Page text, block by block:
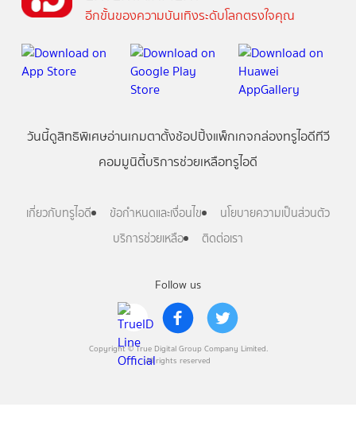
Follow us
Copyright © True Digital Group Company Limited.
All rights reserved
อีกขั้นของความบันเทิงระดับโลกตรงใจคุณ
วันนี้ดูสิทธิพิเศษอ่านเกมตาตั้งช้อปปิ้งแพ็กเกจกล่องทรูไอดีทีวี
คอมมูนิตี้บริการช่วยเหลือทรูไอดี
เกี่ยวกับทรูไอดี ข้อกำหนดและเงื่อนไข
นโยบายความเป็นส่วนตัว
บริการช่วยเหลือ
ติดต่อเรา